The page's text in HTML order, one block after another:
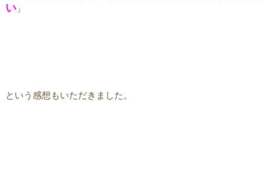
い」
という感想もいただきました。